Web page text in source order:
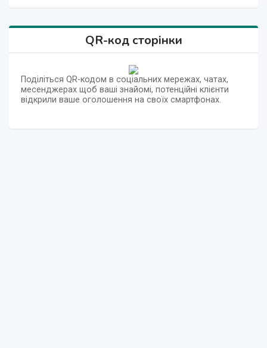
QR-код сторінки
Поділіться QR-кодом в соціальних мережах, чатах,
месенджерах щоб ваші знайомі, потенційні клієнти
відкрили ваше оголошення на своїх смартфонах.